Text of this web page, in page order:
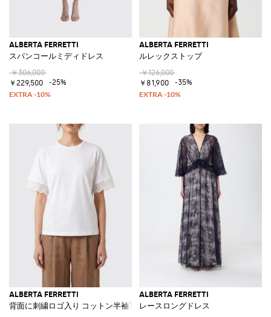
ALBERTA FERRETTI
スパンコールミディドレス
￥306,000
￥229,500
-25%
ALBERTA FERRETTI
ルレックストップ
￥126,000
￥81,900
-35%
ALBERTA FERRETTI
背面に刺繍ロゴ入り コットン半袖Tシャツ
ALBERTA FERRETTI
レースロングドレス